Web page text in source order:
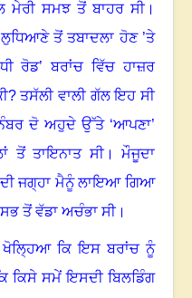
ਮੇਰੀ ਸਮਝ ਤੋਂ ਬਾਹਰ ਸੀ।
ਤੋਂ ਤਬਾਦਲਾ ਹੋਣ ’ਤੇ
ਰੋਡ’ ਬਰਾਂਚ ਵਿੱਚ ਹਾਜ਼ਰ
ਤਸੱਲੀ ਵਾਲੀ ਗੱਲ ਇਹ ਸੀ
ਨੰਬਰ ਦੋ ਅਹੁਦੇ ਉੱਤੇ ‘ਆਪਣਾ’
ਤੋਂ ਤਾਇਨਾਤ ਸੀ।ਮੌਜੂਦਾ
ਦੀ ਜਗ੍ਹਾ ਮੈਨੂੰ ਲਾਇਆ ਗਿਆ
ਤੋਂ ਵੱਡਾ ਅਚੰਭਾ ਸੀ।
ਕਿ ਇਸ ਬਰਾਂਚ ਨੂੰ
ਕਿਸੇ ਸਮੇਂ ਇਸਦੀ ਬਿਲਡਿੰਗ